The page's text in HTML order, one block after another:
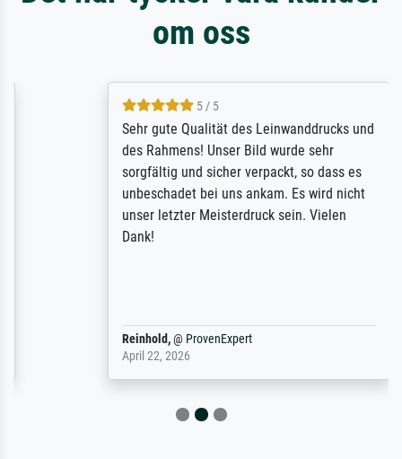
om oss
5 / 5
Sehr gute Qualität des Leinwanddrucks und
des Rahmens! Unser Bild wurde sehr
sorgfältig und sicher verpackt, so dass es
unbeschadet bei uns ankam. Es wird nicht
unser letzter Meisterdruck sein. Vielen
Reinhold,@ProvenExpert
April 22, 2026